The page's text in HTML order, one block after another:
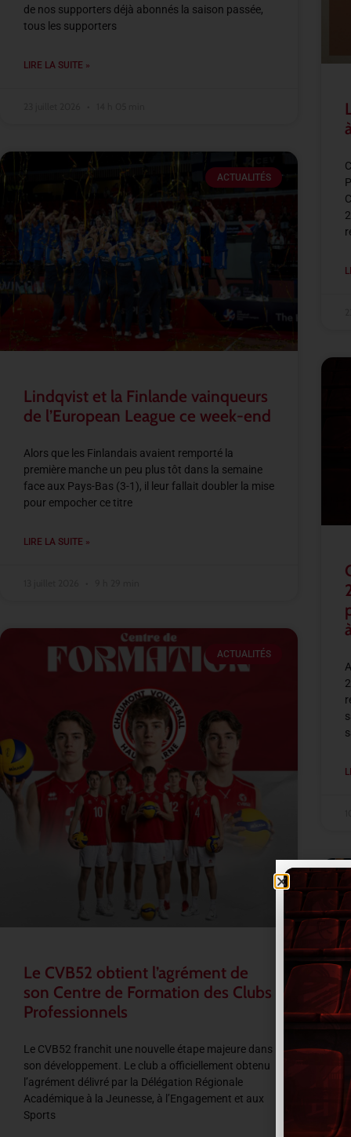
de nos supporters déjà abonnés la saison passée,
tous les supporters
LIRE LA SUITE »
ACTUALITÉS
Lindqvist et la Finlande vainqueurs
de l’European League ce week-end
Alors que les Finlandais avaient remporté la
première manche un peu plus tôt dans la semaine
face aux Pays-Bas (3-1), il leur fallait doubler la mise
pour empocher ce titre
LIRE LA SUITE »
ACTUALITÉS
Le CVB52 obtient l’agrément de
son Centre de Formation des Clubs
Professionnels
Le CVB52 franchit une nouvelle étape majeure dans
son développement. Le club a officiellement obtenu
l’agrément délivré par la Délégation Régionale
Académique à la Jeunesse, à l’Engagement et aux
Sports